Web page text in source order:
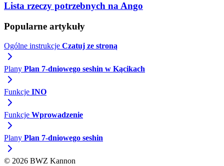
Lista rzeczy potrzebnych na Ango
Popularne artykuły
Ogólne instrukcje Czatuj ze stroną
Plany Plan 7-dniowego seshin w Kącikach
Funkcje INO
Funkcje Wprowadzenie
Plany Plan 7-dniowego seshin
© 2026 BWZ Kannon